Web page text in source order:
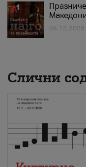
04.12.2025
Слични